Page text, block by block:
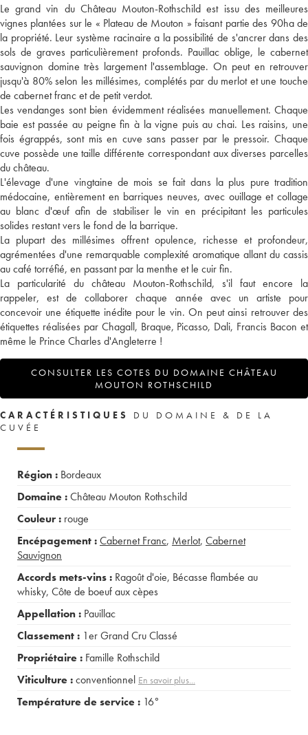
Le grand vin du Château Mouton-Rothschild est issu des meilleures
vignes plantées sur le « Plateau de Mouton » faisant partie des 90ha de
la propriété. Leur système racinaire a la possibilité de s'ancrer dans des
sols de graves particulièrement profonds. Pauillac oblige, le cabernet
sauvignon domine très largement l'assemblage. On peut en retrouver
jusqu'à 80% selon les millésimes, complétés par du merlot et une touche
de cabernet franc et de petit verdot.
Les vendanges sont bien évidemment réalisées manuellement. Chaque
baie est passée au peigne fin à la vigne puis au chai. Les raisins, une
fois égrappés, sont mis en cuve sans passer par le pressoir. Chaque
cuve possède une taille différente correspondant aux diverses parcelles
du château.
L'élevage d'une vingtaine de mois se fait dans la plus pure tradition
médocaine, entièrement en barriques neuves, avec ouillage et collage
au blanc d'œuf afin de stabiliser le vin en précipitant les particules
solides restant vers le fond de la barrique.
La plupart des millésimes offrent opulence, richesse et profondeur,
agrémentées d'une remarquable complexité aromatique allant du cassis
au café torréfié, en passant par la menthe et le cuir fin.
La particularité du château Mouton-Rothschild, s'il faut encore la
rappeler, est de collaborer chaque année avec un artiste pour
concevoir une étiquette inédite pour le vin. On peut ainsi retrouver des
étiquettes réalisées par Chagall, Braque, Picasso, Dali, Francis Bacon et
même le Prince Charles d'Angleterre !
CONSULTER LES COTES DU DOMAINE CHÂTEAU
MOUTON ROTHSCHILD
CARACTÉRISTIQUES
DU DOMAINE & DE LA
CUVÉE
Région : Bordeaux
Domaine :Château Mouton Rothschild
Couleur : rouge
Encépagement :Cabernet Franc, Merlot, Cabernet
Sauvignon
Accords mets-vins : Ragoût d'oie, Bécasse flambée au
whisky, Côte de boeuf aux cèpes
Appellation : Pauillac
Classement : 1er Grand Cru Classé
Propriétaire : Famille Rothschild
Viticulture :conventionnel En savoir plus...
Température de service : 16°